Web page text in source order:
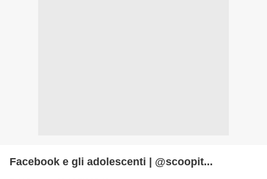
Facebook e gli adolescenti | @scoopit...